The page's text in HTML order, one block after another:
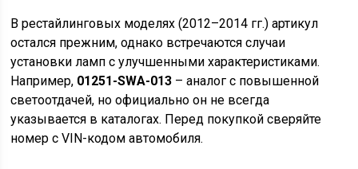
В рестайлинговых моделях (2012–2014 гг.) артикул
остался прежним, однако встречаются случаи
установки ламп с улучшенными характеристиками.
Например, 01251-SWA-013 – аналог с повышенной
светоотдачей, но официально он не всегда
указывается в каталогах. Перед покупкой сверяйте
номер с VIN-кодом автомобиля.